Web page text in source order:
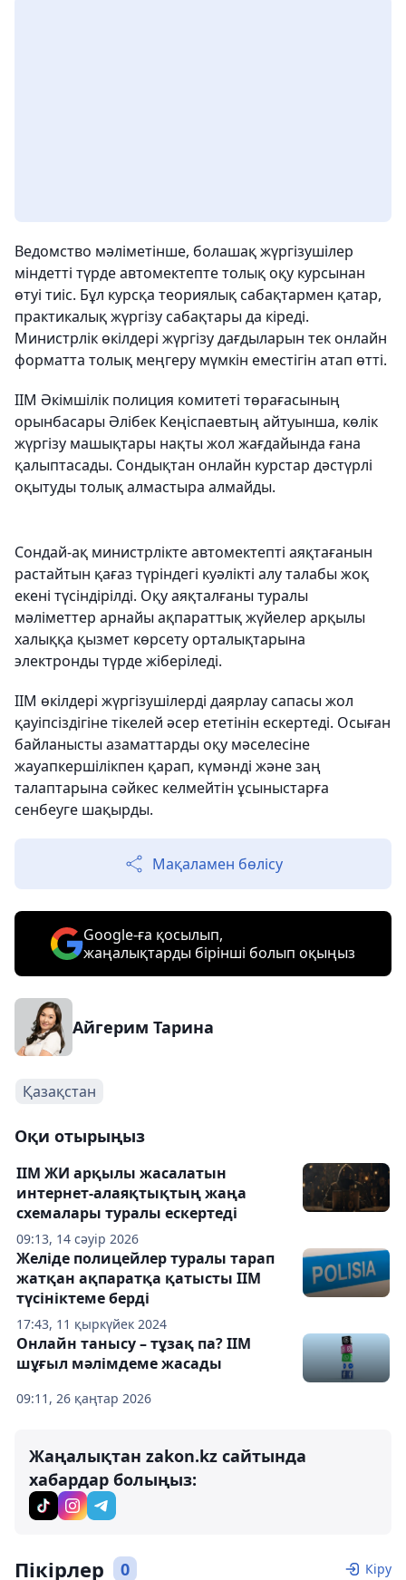
Ведомство мәліметінше, болашақ жүргізушілер
міндетті түрде автомектепте толық оқу курсынан
өтуі тиіс. Бұл курсқа теориялық сабақтармен қатар,
практикалық жүргізу сабақтары да кіреді.
Министрлік өкілдері жүргізу дағдыларын тек онлайн
форматта толық меңгеру мүмкін еместігін атап өтті.
ІІМ Әкімшілік полиция комитеті төрағасының
орынбасары Әлібек Кеңіспаевтың айтуынша, көлік
жүргізу машықтары нақты жол жағдайында ғана
қалыптасады. Сондықтан онлайн курстар дәстүрлі
оқытуды толық алмастыра алмайды.
Сондай-ақ министрлікте автомектепті аяқтағанын
растайтын қағаз түріндегі куәлікті алу талабы жоқ
екені түсіндірілді. Оқу аяқталғаны туралы
мәліметтер арнайы ақпараттық жүйелер арқылы
халыққа қызмет көрсету орталықтарына
электронды түрде жіберіледі.
ІІМ өкілдері жүргізушілерді даярлау сапасы жол
қауіпсіздігіне тікелей әсер ететінін ескертеді. Осыған
байланысты азаматтарды оқу мәселесіне
жауапкершілікпен қарап, күмәнді және заң
талаптарына сәйкес келмейтін ұсыныстарға
сенбеуге шақырды.
Мақаламен бөлісу
Google-ға қосылып,
жаңалықтарды бірінші болып оқыңыз
Айгерим Тарина
Қазақстан
Оқи отырыңыз
09:13, 14 сәуір 2026
ІІМ ЖИ арқылы жасалатын
интернет-алаяқтықтың жаңа
схемалары туралы ескертеді
17:43, 11 қыркүйек 2024
Желіде полицейлер туралы тарап
жатқан ақпаратқа қатысты ІІМ
түсініктеме берді
09:11, 26 қаңтар 2026
Онлайн танысу – тұзақ па? ІІМ
шұғыл мәлімдеме жасады
Жаңалықтан zakon.kz сайтында
хабардар болыңыз:
Пікірлер 0 Кіру